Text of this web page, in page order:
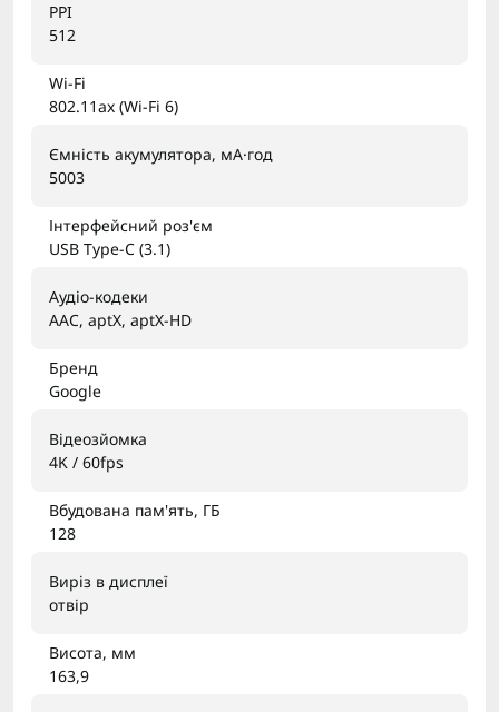
PPI
512
Wi-Fi
802.11ax (Wi-Fi 6)
Ємність акумулятора, мА·год
5003
Інтерфейсний роз'єм
USB Type-C (3.1)
Аудіо-кодеки
AAC, aptX, aptX-HD
Бренд
Google
Відеозйомка
4K / 60fps
Вбудована пам'ять, ГБ
128
Виріз в дисплеї
отвір
Висота, мм
163,9